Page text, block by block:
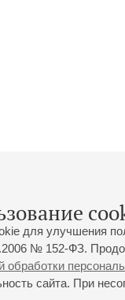
для улучшения
№ 152-ФЗ.
обработки
сайта. При